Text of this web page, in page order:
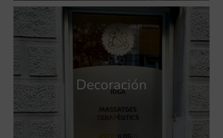
Decoración